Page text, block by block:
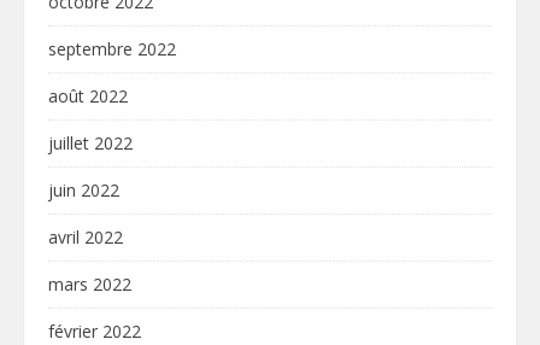
septembre 2022
août 2022
juillet 2022
juin 2022
avril 2022
mars 2022
février 2022